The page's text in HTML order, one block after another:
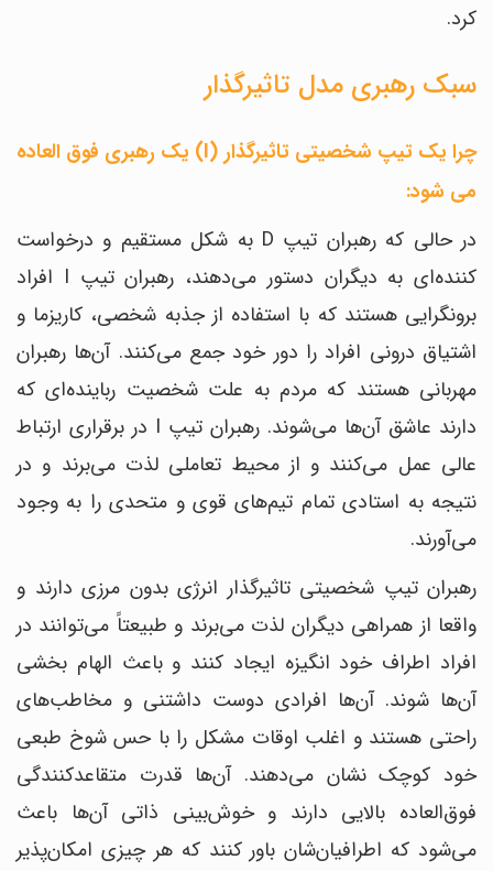
کرد.
سبک رهبری مدل تاثیرگذار
چرا یک تیپ شخصیتی تاثیرگذار (I) یک رهبری فوق العاده
می شود:
در حالی که رهبران تیپ D به شکل مستقیم و درخواست
کننده‌ای به دیگران دستور می‌دهند، رهبران تیپ I افراد
برونگرایی هستند که با استفاده از جذبه شخصی، کاریزما و
اشتیاق درونی افراد را دور خود جمع می‌کنند. آن‌ها رهبران
مهربانی هستند که مردم به علت شخصیت رباینده‌ای که
دارند عاشق آن‌ها می‌شوند. رهبران تیپ I در برقراری ارتباط
عالی عمل می‌کنند و از محیط تعاملی لذت می‌برند و در
نتیجه به استادی تمام تیم‌های قوی و متحدی را به وجود
می‌آورند.
رهبران تیپ شخصیتی تاثیرگذار انرژی بدون مرزی دارند و
واقعا از همراهی دیگران لذت می‌برند و طبیعتاً می‌توانند در
افراد اطراف خود انگیزه ایجاد کنند و باعث الهام بخشی
آن‌ها شوند. آن‌ها افرادی دوست داشتنی و مخاطب‌های
راحتی هستند و اغلب اوقات مشکل را با حس شوخ طبعی
خود کوچک نشان می‌دهند. آن‌ها قدرت متقاعدکنندگی
فوق‌العاده بالایی دارند و خوش‌بینی ذاتی آن‌ها باعث
می‌شود که اطرافیان‌شان باور کنند که هر چیزی امکان‌پذیر